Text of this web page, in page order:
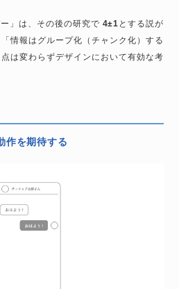
」は、その後の研究で 4±1 とする説が
情報はグループ化（チャンク化）する
は変わらずデザインにおいて有効な考
作を期待する